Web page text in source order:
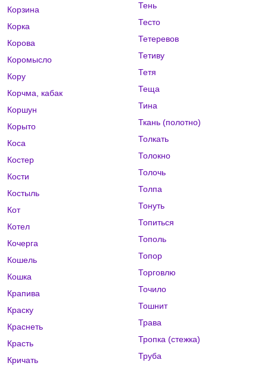
Корзина
Корка
Корова
Коромысло
Кору
Корчма, кабак
Коршун
Корыто
Коса
Костер
Кости
Костыль
Кот
Котел
Кочерга
Кошель
Кошка
Крапива
Краску
Краснеть
Красть
Кричать
Тень
Тесто
Тетеревов
Тетиву
Тетя
Теща
Тина
Ткань (полотно)
Толкать
Толокно
Толочь
Толпа
Тонуть
Топиться
Тополь
Топор
Торговлю
Точило
Тошнит
Трава
Тропка (стежка)
Труба